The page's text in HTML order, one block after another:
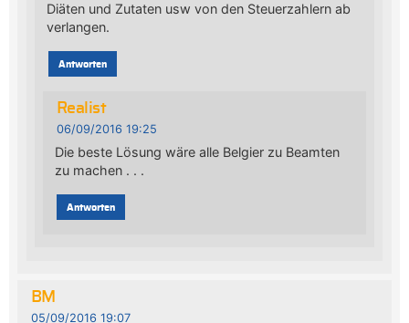
Diäten und Zutaten usw von den Steuerzahlern ab
verlangen.
Antworten
Realist
06/09/2016 19:25
Die beste Lösung wäre alle Belgier zu Beamten
zu machen . . .
Antworten
BM
05/09/2016 19:07